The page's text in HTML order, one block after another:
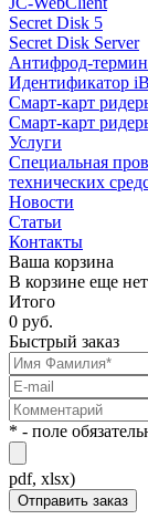
Secret Disk 5
Secret Disk Server
Антифрод-
Идентификатор
Смарт-карт
Смарт-карт
Услуги
Специальная
технических
Новости
Статьи
Контакты
Ваша корзина
В корзине еще
Итого
0 руб.
Быстрый заказ
* - поле
pdf, xlsx)